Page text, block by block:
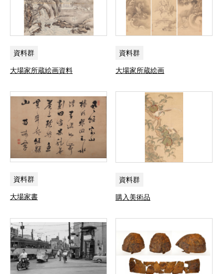
資料群
大場家所蔵絵画資料
資料群
大場家所蔵絵画
資料群
大場家書
資料群
購入美術品